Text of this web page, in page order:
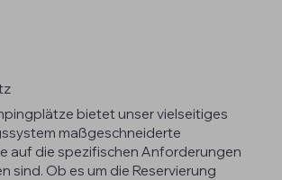
bietet unser vielseitiges
maßgeschneiderte
auf die spezifischen Anforderungen
sind. Ob es um die Reservierung